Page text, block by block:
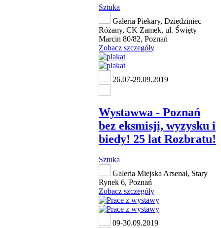
Sztuka
Galeria Piekary, Dziedziniec
Różany, CK Zamek, ul. Święty
Marcin 80/82, Poznań
Zobacz szczegóły
26.07-29.09.2019
Wystawwa - Poznań
bez eksmisji, wyzysku i
biedy! 25 lat Rozbratu!
Sztuka
Galeria Miejska Arsenał, Stary
Rynek 6, Poznań
Zobacz szczegóły
09-30.09.2019